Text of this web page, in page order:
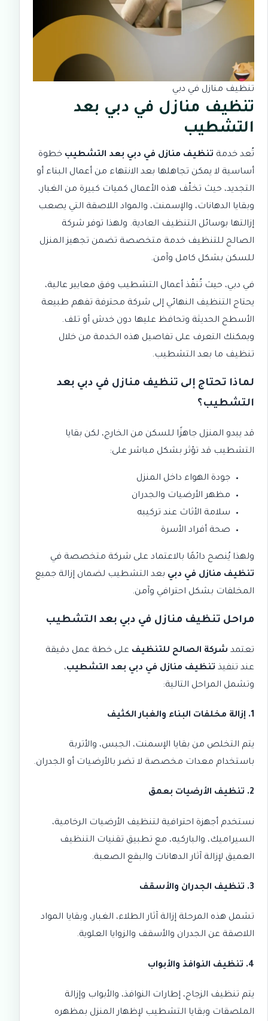
تنظيف منازل في دبي
تنظيف منازل في دبي بعد
التشطيب
تُعد خدمة تنظيف منازل في دبي بعد التشطيب خطوة
أساسية لا يمكن تجاهلها بعد الانتهاء من أعمال البناء أو
التجديد، حيث تخلّف هذه الأعمال كميات كبيرة من الغبار،
وبقايا الدهانات، والإسمنت، والمواد اللاصقة التي يصعب
إزالتها بوسائل التنظيف العادية. ولهذا توفر شركة
الصالح للتنظيف خدمة متخصصة تضمن تجهيز المنزل
للسكن بشكل كامل وآمن.
في دبي، حيث تُنفّذ أعمال التشطيب وفق معايير عالية،
يحتاج التنظيف النهائي إلى شركة محترفة تفهم طبيعة
الأسطح الحديثة وتحافظ عليها دون خدش أو تلف.
ويمكنك التعرف على تفاصيل هذه الخدمة من خلال
تنظيف ما بعد التشطيب.
لماذا تحتاج إلى تنظيف منازل في دبي بعد
التشطيب؟
قد يبدو المنزل جاهزًا للسكن من الخارج، لكن بقايا
التشطيب قد تؤثر بشكل مباشر على:
جودة الهواء داخل المنزل
مظهر الأرضيات والجدران
سلامة الأثاث عند تركيبه
صحة أفراد الأسرة
ولهذا يُنصح دائمًا بالاعتماد على شركة متخصصة في
تنظيف منازل في دبي بعد التشطيب لضمان إزالة جميع
المخلفات بشكل احترافي وآمن.
مراحل تنظيف منازل في دبي بعد التشطيب
تعتمد شركة الصالح للتنظيف على خطة عمل دقيقة
عند تنفيذ تنظيف منازل في دبي بعد التشطيب،
وتشمل المراحل التالية:
1. إزالة مخلفات البناء والغبار الكثيف
يتم التخلص من بقايا الإسمنت، الجبس، والأتربة
باستخدام معدات مخصصة لا تضر بالأرضيات أو الجدران.
2. تنظيف الأرضيات بعمق
نستخدم أجهزة احترافية لتنظيف الأرضيات الرخامية،
السيراميك، والباركيه، مع تطبيق تقنيات التنظيف
العميق لإزالة آثار الدهانات والبقع الصعبة.
3. تنظيف الجدران والأسقف
تشمل هذه المرحلة إزالة آثار الطلاء، الغبار، وبقايا المواد
اللاصقة عن الجدران والأسقف والزوايا العلوية.
4. تنظيف النوافذ والأبواب
يتم تنظيف الزجاج، إطارات النوافذ، والأبواب وإزالة
الملصقات وبقايا التشطيب لإظهار المنزل بمظهره